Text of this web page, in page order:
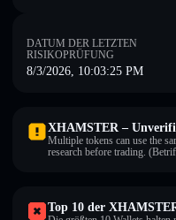
DATUM DER LETZTEN
RISIKOPRÜFUNG
8/3/2026, 10:03:25 PM
XHAMSTER –
Multiple tokens can use the
research before trading.
Top 10 der